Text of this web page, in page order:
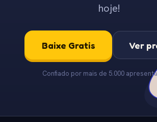
hoje!
Baixe Gratis Ver
Confiado por mais de 5.000